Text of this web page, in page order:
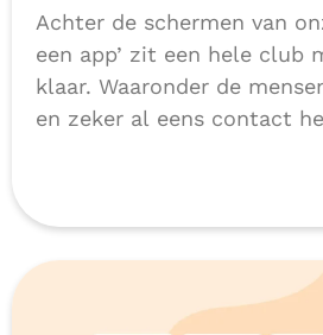
Achter de schermen van
een app’ zit een hele club
klaar. Waaronder de
en zeker al eens contact